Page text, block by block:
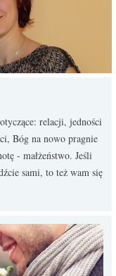
relacji, jedności
Bóg na nowo pragnie
- małżeństwo. Jeśli
sami, to też wam się